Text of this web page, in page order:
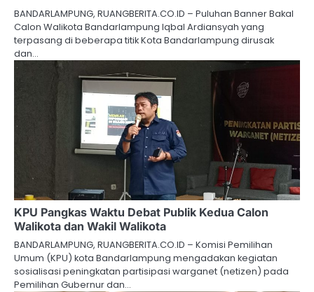
BANDARLAMPUNG, RUANGBERITA.CO.ID – Puluhan Banner Bakal
Calon Walikota Bandarlampung Iqbal Ardiansyah yang
terpasang di beberapa titik Kota Bandarlampung dirusak
dan…
KPU Pangkas Waktu Debat Publik Kedua Calon
Walikota dan Wakil Walikota
BANDARLAMPUNG, RUANGBERITA.CO.ID – Komisi Pemilihan
Umum (KPU) kota Bandarlampung mengadakan kegiatan
sosialisasi peningkatan partisipasi warganet (netizen) pada
Pemilihan Gubernur dan…